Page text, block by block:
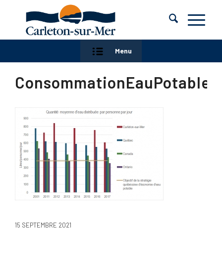
Menu
ConsommationEauPotable
15 SEPTEMBRE 2021